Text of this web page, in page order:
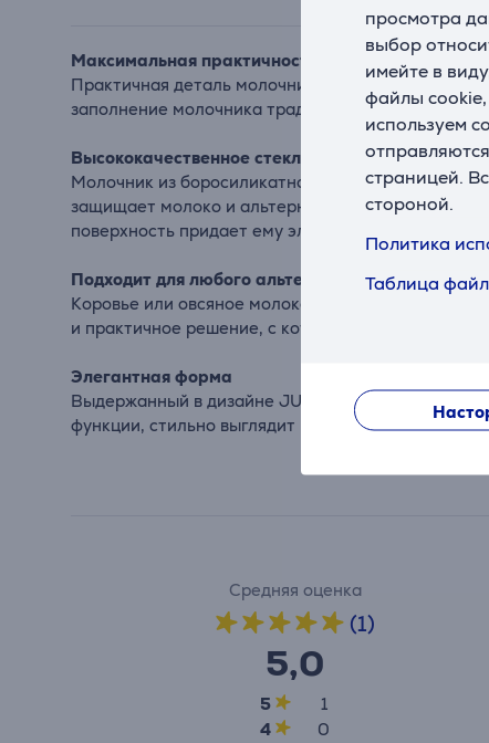
просмотра
выбор
имейте в
файлы cookie,
используем
страницей.
стороной.
Политика
Таблица
Максимальная практичность
Практичная деталь молочника – изящная
заполнение молочника традиционным или
Высококачественное стекло
Молочник из боросиликатного стекла устойчив
защищает молоко и альтернативные ему
поверхность придает ему элегантный вид.
Подходит для любого альтернативного молока
Коровье или овсяное молоко? Поставляемые в
и практичное решение, с которым ошибиться
Элегантная форма
Выдержанный в дизайне JURA молочник
функции, стильно выглядит и незаменим на кухне.
Средняя оценка
(1)
5,0
5
1
4
0